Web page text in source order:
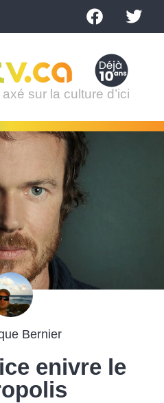
sur la culture d’ici
Bernier
enivre le